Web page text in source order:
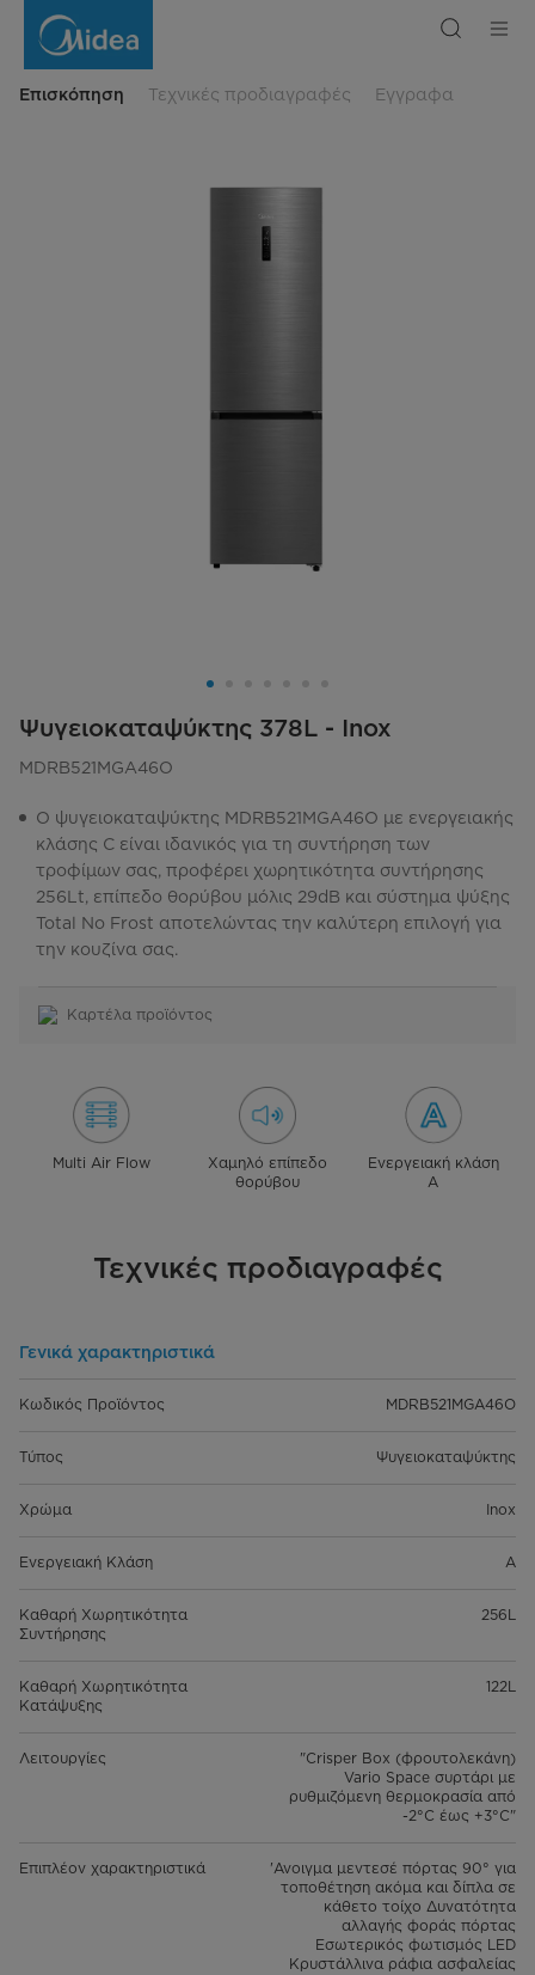
Freezer
Επισκόπηση Τεχνικές προδιαγραφές Εγγραφα
Ψυγειοκαταψύκτης 378L - Inox
MDRB521MGA46O
Ο ψυγειοκαταψύκτης MDRB521MGA46O με ενεργειακής
κλάσης C είναι ιδανικός για τη συντήρηση των
τροφίμων σας, προφέρει χωρητικότητα συντήρησης
256Lt, επίπεδο θορύβου μόλις 29dB και σύστημα ψύξης
Total No Frost αποτελώντας την καλύτερη επιλογή για
την κουζίνα σας.
Καρτέλα προϊόντος
Multi Air Flow
Χαμηλό επίπεδο
θορύβου
Ενεργειακή κλάση
Α
Τεχνικές προδιαγραφές
Γενικά χαρακτηριστικά
Κωδικός Προϊόντος MDRB521MGA46O
Τύπος Ψυγειοκαταψύκτης
Χρώμα Inox
Ενεργειακή Κλάση A
Καθαρή Χωρητικότητα
Συντήρησης
256L
Καθαρή Χωρητικότητα
Κατάψυξης
122L
Λειτουργίες
"Crisper Box (φρουτολεκάνη)
Vario Space συρτάρι με
ρυθμιζόμενη θερμοκρασία από
-2°C έως +3°C"
Επιπλέον χαρακτηριστικά
'Ανοιγμα μεντεσέ πόρτας 90° για
τοποθέτηση ακόμα και δίπλα σε
κάθετο τοίχο Δυνατότητα
αλλαγής φοράς πόρτας
Εσωτερικός φωτισμός LED
Κρυστάλλινα ράφια ασφαλείας